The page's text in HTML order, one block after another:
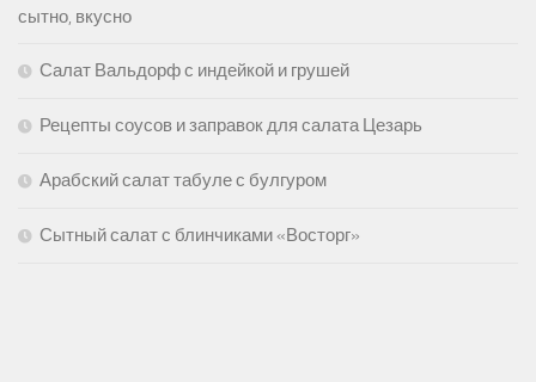
сытно, вкусно
Салат Вальдорф с индейкой и грушей
Рецепты соусов и заправок для салата Цезарь
Арабский салат табуле с булгуром
Сытный салат с блинчиками «Восторг»